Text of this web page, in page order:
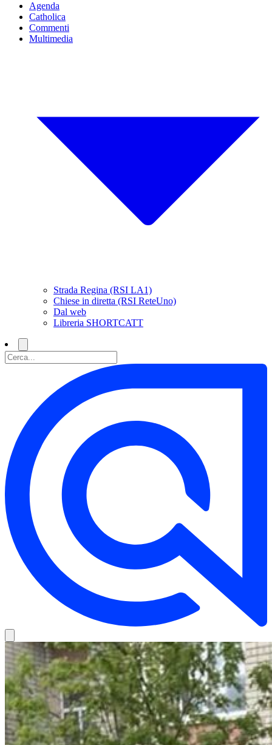
Agenda
Catholica
Commenti
Multimedia
Strada Regina (RSI LA1)
Chiese in diretta (RSI ReteUno)
Dal web
Libreria SHORTCATT